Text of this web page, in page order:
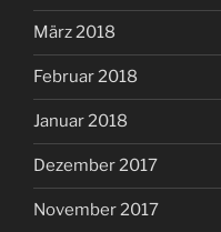
März 2018
Februar 2018
Januar 2018
Dezember 2017
November 2017